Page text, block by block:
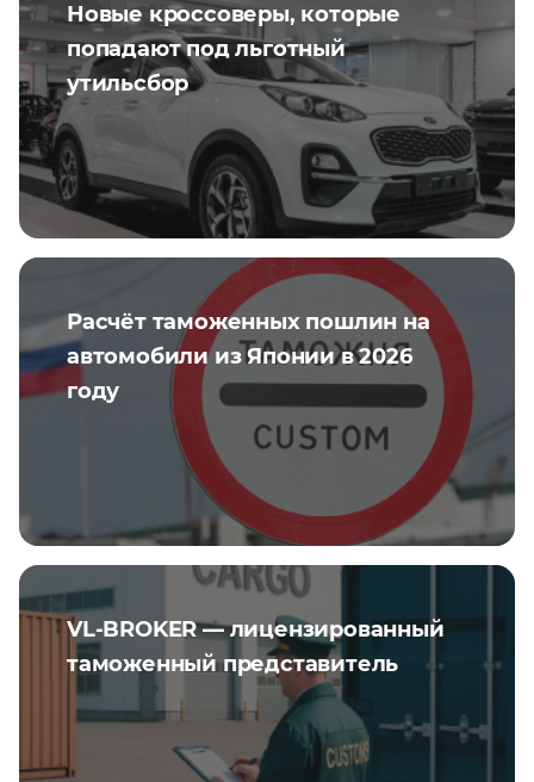
Новые кроссоверы, которые
попадают под льготный
утильсбор
Расчёт таможенных пошлин на
автомобили из Японии в 2026
году
VL-BROKER — лицензированный
таможенный представитель